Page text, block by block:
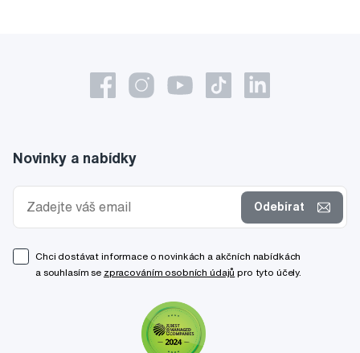
Novinky a nabídky
Odebírat
Chci dostávat informace o novinkách a akčních nabídkách
a souhlasím se zpracováním osobních údajů pro tyto účely.